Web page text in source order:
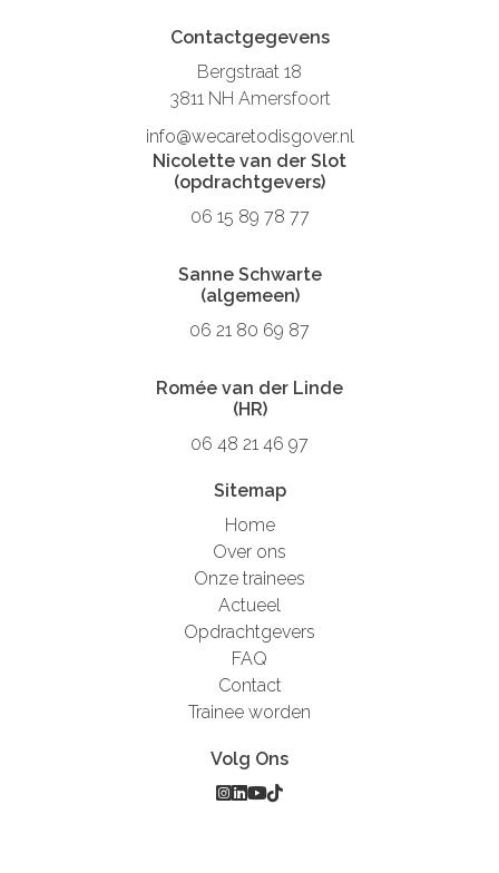
Contactgegevens
Bergstraat 18
3811 NH Amersfoort
info@wecaretodisgover.nl
Nicolette van der Slot
(opdrachtgevers)
06 15 89 78 77
Sanne Schwarte
(algemeen)
06 21 80 69 87
Romée van der Linde
(HR)
06 48 21 46 97
Sitemap
Home
Over ons
Onze trainees
Actueel
Opdrachtgevers
FAQ
Contact
Trainee worden
Volg Ons